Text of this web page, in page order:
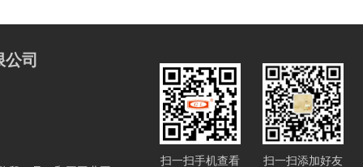
司
扫一扫手机查看
扫一扫添加好友